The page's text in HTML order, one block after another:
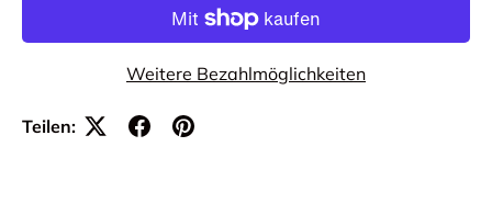
Weitere Bezahlmöglichkeiten
Teilen: